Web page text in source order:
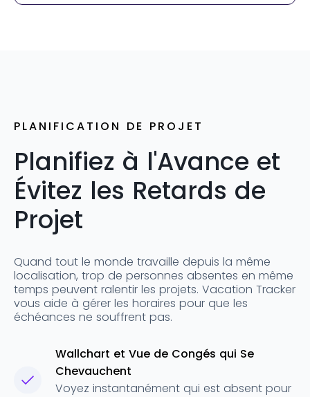
PLANIFICATION DE PROJET
Planifiez à l'Avance et
Évitez les Retards de
Projet
Quand tout le monde travaille depuis la même
localisation, trop de personnes absentes en même
temps peuvent ralentir les projets. Vacation Tracker
vous aide à gérer les horaires pour que les
échéances ne souffrent pas.
Wallchart et Vue de Congés qui Se
Chevauchent
Voyez instantanément qui est absent pour